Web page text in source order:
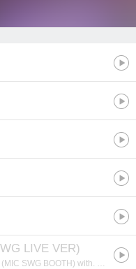
LIVE VER)
BOOTH) with. JUNNY(주니)